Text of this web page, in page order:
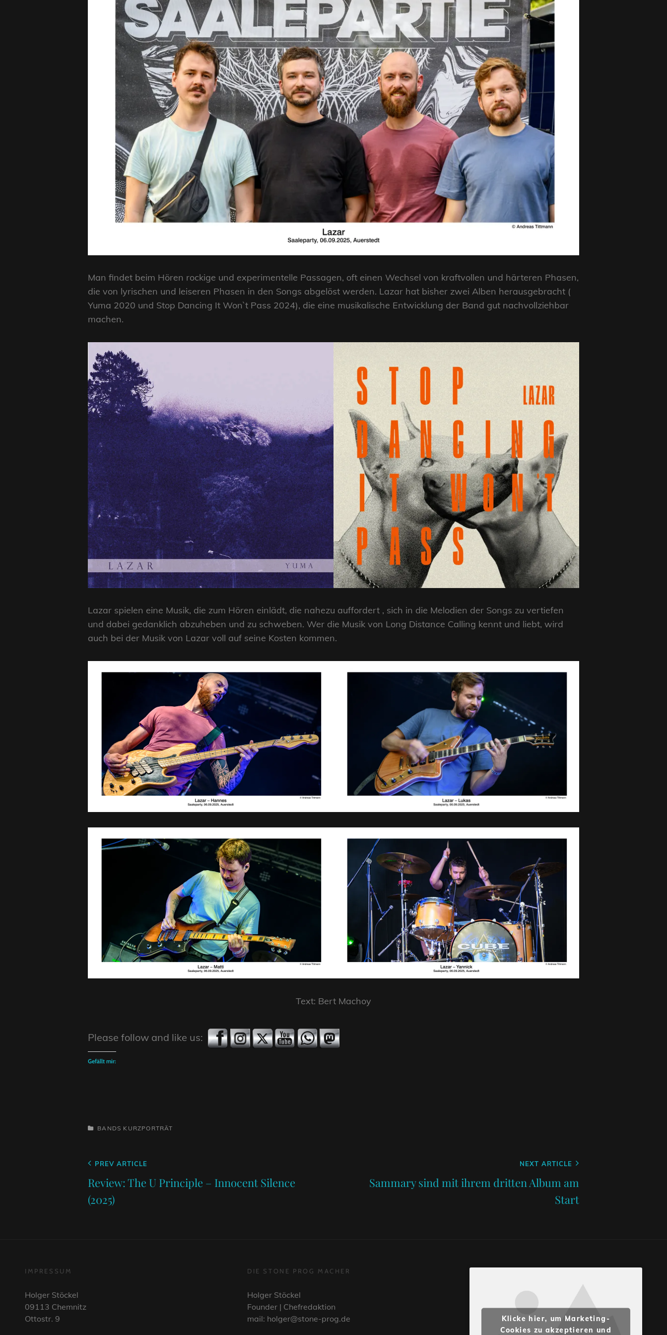
Man findet beim Hören rockige und experimentelle Passagen, oft einen Wechsel von kraftvollen und härteren Phasen,
die von lyrischen und leiseren Phasen in den Songs abgelöst werden. Lazar hat bisher zwei Alben herausgebracht (
Yuma 2020 und Stop Dancing It Won`t Pass 2024), die eine musikalische Entwicklung der Band gut nachvollziehbar
machen.
Lazar spielen eine Musik, die zum Hören einlädt, die nahezu auffordert , sich in die Melodien der Songs zu vertiefen
und dabei gedanklich abzuheben und zu schweben. Wer die Musik von Long Distance Calling kennt und liebt, wird
auch bei der Musik von Lazar voll auf seine Kosten kommen.
Text: Bert Machoy
Please follow and like us:
Gefällt mir:
CATEGORIES
BANDS KURZPORTRÄT
Beitragsnavigation
Previous
Post
PREV ARTICLE
Review: The U Principle – Innocent Silence
(2025)
NEXT ARTICLE
Sammary sind mit ihrem dritten Album am
Start
IMPRESSUM
Holger Stöckel
09113 Chemnitz
Ottostr. 9
DIE STONE PROG MACHER
Holger Stöckel
Founder | Chefredaktion
mail: holger@stone-prog.de
Klicke hier, um Marketing-
Cookies zu akzeptieren und